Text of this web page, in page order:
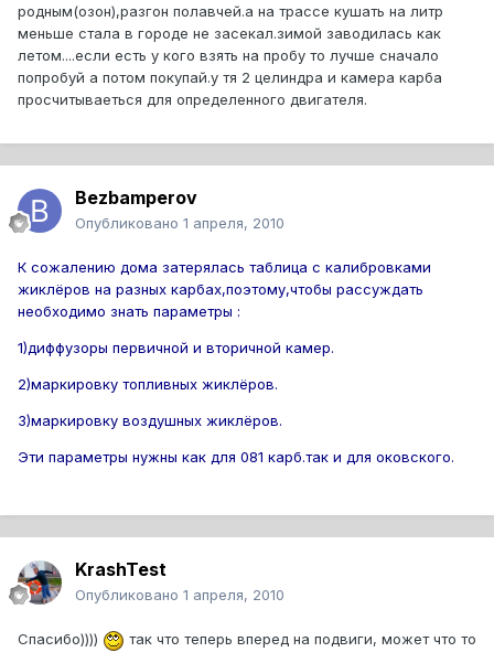
родным(озон),разгон полавчей.а на трассе кушать на литр
меньше стала в городе не засекал.зимой заводилась как
летом....если есть у кого взять на пробу то лучше сначало
попробуй а потом покупай.у тя 2 целиндра и камера карба
просчитываеться для определенного двигателя.
Bezbamperov
Опубликовано 1 апреля, 2010
К сожалению дома затерялась таблица с калибровками
жиклёров на разных карбах,поэтому,чтобы рассуждать
необходимо знать параметры :
1)диффузоры первичной и вторичной камер.
2)маркировку топливных жиклёров.
3)маркировку воздушных жиклёров.
Эти параметры нужны как для 081 карб.так и для оковского.
KrashTest
Опубликовано 1 апреля, 2010
Спасибо))))
так что теперь вперед на подвиги, может что то